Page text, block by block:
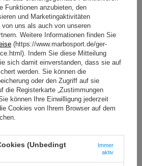
2.0 auf jede Oberfläche - wie
und sorgen dafür, dass die
bleibt - ohne das Risiko, dass sie
Funktionen anzubieten, den
und Marketingaktivitäten
uns als auch von unseren
Weitere Informationen finden Sie
(https://www.marbosport.de/ger-
Indem Sie diese Mitteilung
sich damit einverstanden, dass sie auf
werden. Sie können die
oder den Zugriff auf sie
die Registerkarte „Zustimmungen
können Ihre Einwilligung jederzeit
Cookies von Ihrem Browser auf dem
(Unbedingt
Immer
aktiv